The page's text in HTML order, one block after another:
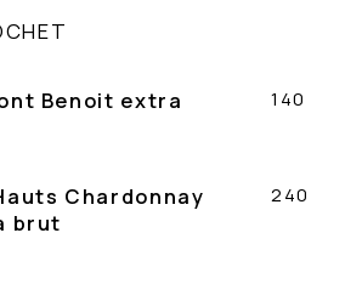
Benoit extra
140
Chardonnay
brut
240